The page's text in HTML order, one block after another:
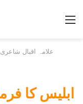
علامہ اقبال شاعری
ابليس کا